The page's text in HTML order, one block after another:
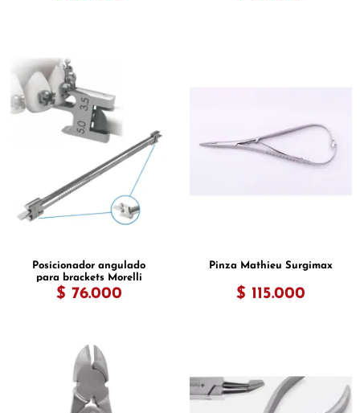
Posicionador angulado
para brackets Morelli
$ 76.000
Pinza Mathieu Surgimax
$ 115.000